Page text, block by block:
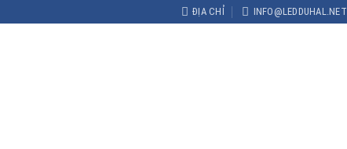
ĐỊA CHỈ INFO@LEDDUHAL.NET